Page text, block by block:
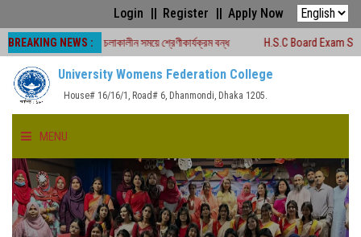
Login Register Apply Now
BREAKING NEWS :
-২০২৬ চলাকালীন সময়ে শ্রেণীকার্যক্রম বন্ধ H.S.C Board Exam Seat Plan (
University Womens Federation College
House# 16/16/1, Road# 6, Dhanmondi, Dhaka 1205.
MENU
HOME
ABOUT US